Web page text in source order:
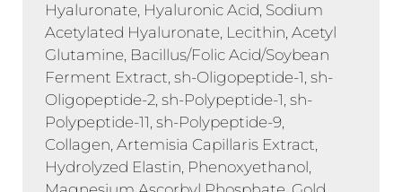
Hyaluronate, Hyaluronic Acid, Sodium
Acetylated Hyaluronate, Lecithin, Acetyl
Glutamine, Bacillus/Folic Acid/Soybean
Ferment Extract, sh-Oligopeptide-1, sh-
Oligopeptide-2, sh-Polypeptide-1, sh-
Polypeptide-11, sh-Polypeptide-9,
Collagen, Artemisia Capillaris Extract,
Hydrolyzed Elastin, Phenoxyethanol,